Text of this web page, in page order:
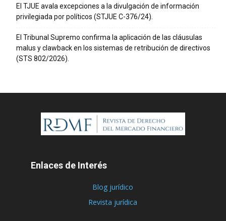
El TJUE avala excepciones a la divulgación de información
privilegiada por políticos (STJUE C-376/24).
El Tribunal Supremo confirma la aplicación de las cláusulas
malus y clawback en los sistemas de retribución de directivos
(STS 802/2026).
Enlaces de Interés
Blog jurídico
Revista jurídica